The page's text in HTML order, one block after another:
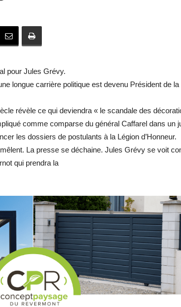
l'info
–
pour Jules Grévy.
longue carrière politique est devenu Président de la
révèle ce qui deviendra « le scandale des
comme comparse du général Caffarel dans un
les dossiers de postulants à la Légion d’Honneur.
La presse se déchaine. Jules Grévy se voit
qui prendra la